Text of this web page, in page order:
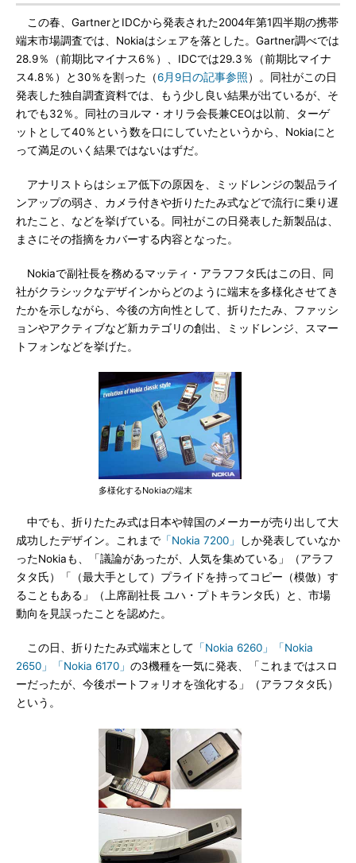
この春、GartnerとIDCから発表された2004年第1四半期の携帯
端末市場調査では、Nokiaはシェアを落とした。Gartner調べでは
28.9％（前期比マイナス6％）、IDCでは29.3％（前期比マイナ
ス4.8％）と30％を割った（6月9日の記事参照）。同社がこの日
発表した独自調査資料では、もう少し良い結果が出ているが、そ
れでも32％。同社のヨルマ・オリラ会長兼CEOは以前、ターゲ
ットとして40％という数を口にしていたというから、Nokiaにと
って満足のいく結果ではないはずだ。
アナリストらはシェア低下の原因を、ミッドレンジの製品ライ
ンアップの弱さ、カメラ付きや折りたたみ式などで流行に乗り遅
れたこと、などを挙げている。同社がこの日発表した新製品は、
まさにその指摘をカバーする内容となった。
Nokiaで副社長を務めるマッティ・アラフフタ氏はこの日、同
社がクラシックなデザインからどのように端末を多様化させてき
たかを示しながら、今後の方向性として、折りたたみ、ファッシ
ョンやアクティブなど新カテゴリの創出、ミッドレンジ、スマー
トフォンなどを挙げた。
多様化するNokiaの端末
中でも、折りたたみ式は日本や韓国のメーカーが売り出して大
成功したデザイン。これまで 「Nokia 7200」
しか発表していなか
ったNokiaも、「議論があったが、人気を集めている」（アラフ
タタ氏）「（最大手として）プライドを持ってコピー（模倣）す
ることもある」（上席副社長 ユハ・プトキランタ氏）と、市場
動向を見誤ったことを認めた。
この日、折りたたみ式端末として 「Nokia 6260」
「Nokia
2650」
「Nokia 6170」 の3機種を一気に発表、「これまではスロ
ーだったが、今後ポートフォリオを強化する」（アラフタタ氏）
という。